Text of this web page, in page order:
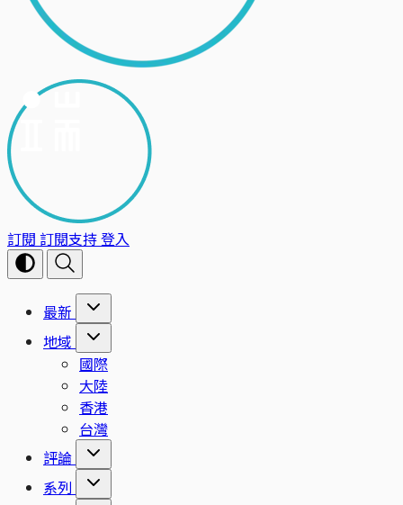
訂閱 訂閱支持登入
最新
地域
國際
大陸
香港
台灣
評論
系列